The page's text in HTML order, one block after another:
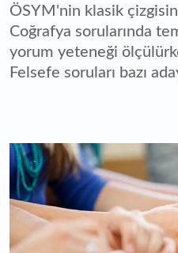
ÖSYM'nin klasik
Coğrafya sorularında
yorum yeteneği
Felsefe soruları bazı